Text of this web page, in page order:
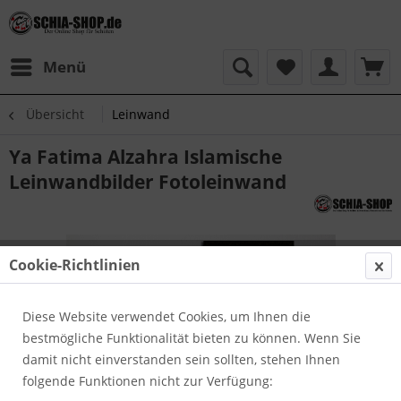
Menü
Übersicht Leinwand
Ya Fatima Alzahra Islamische
Leinwandbilder Fotoleinwand
Cookie-Richtlinien
Diese Website verwendet Cookies, um Ihnen die
bestmögliche Funktionalität bieten zu können. Wenn Sie
damit nicht einverstanden sein sollten, stehen Ihnen
folgende Funktionen nicht zur Verfügung: